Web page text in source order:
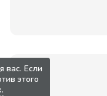
вас. Если
этого